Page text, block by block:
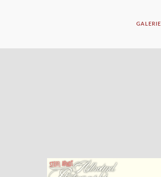
GALERIE